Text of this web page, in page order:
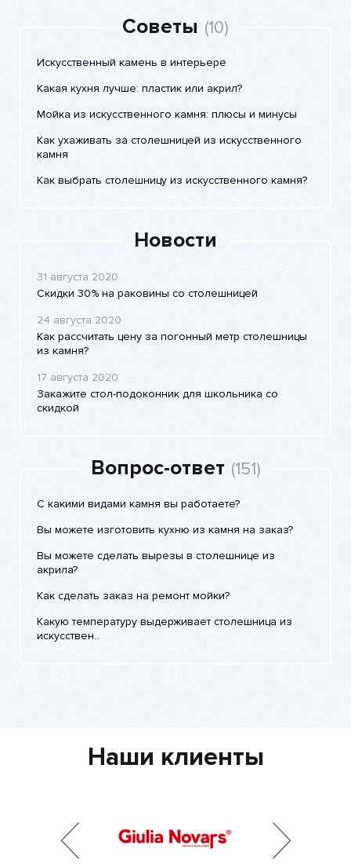
Советы (10)
Искусственный камень в интерьере
Какая кухня лучше: пластик или акрил?
Мойка из искусственного камня: плюсы и минусы
Как ухаживать за столешницей из искусственного
камня
Как выбрать столешницу из искусственного камня?
Новости
31 августа 2020
Скидки 30% на раковины со столешницей
24 августа 2020
Как рассчитать цену за погонный метр столешницы
из камня?
17 августа 2020
Закажите стол-подоконник для школьника со
скидкой
Вопрос-ответ (151)
С какими видами камня вы работаете?
Вы можете изготовить кухню из камня на заказ?
Вы можете сделать вырезы в столешнице из
акрила?
Как сделать заказ на ремонт мойки?
Какую температуру выдерживает столешница из
искусствен..
Наши клиенты